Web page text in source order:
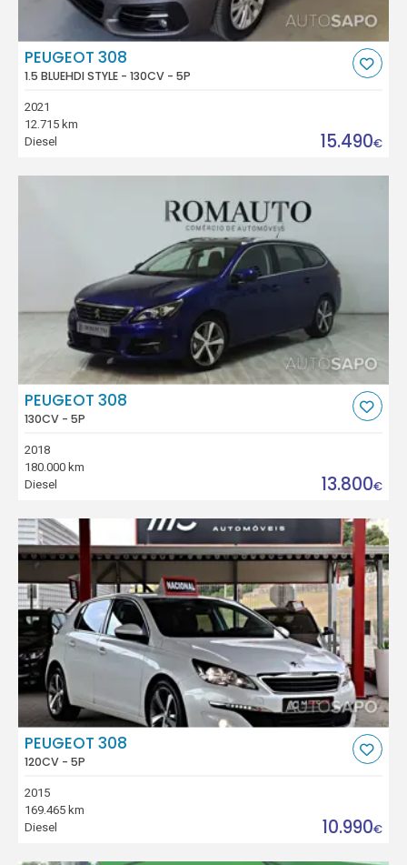
PEUGEOT 308
1.5 BLUEHDI STYLE - 130CV - 5P
2021
12.715 km
Diesel
15.490€
PEUGEOT 308
130CV - 5P
2018
180.000 km
Diesel
13.800€
PEUGEOT 308
120CV - 5P
2015
169.465 km
Diesel
10.990€